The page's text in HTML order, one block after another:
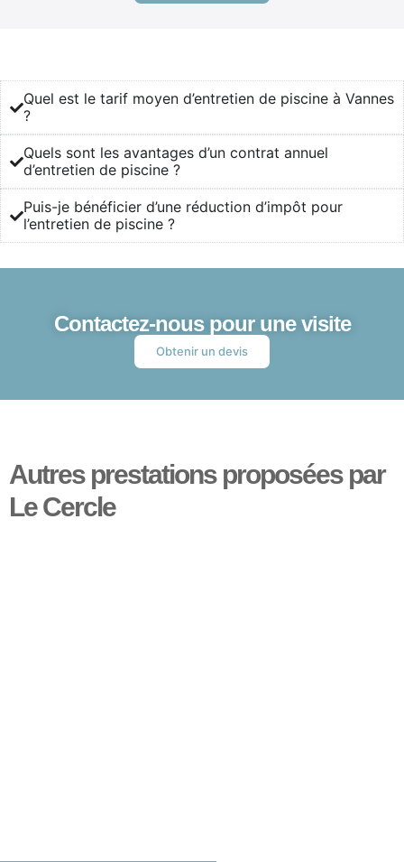
Quel est le tarif moyen d’entretien de piscine à Vannes
?
Quels sont les avantages d’un contrat annuel
d’entretien de piscine ?
Puis-je bénéficier d’une réduction d’impôt pour
l’entretien de piscine ?
Contactez-nous pour une visite
Obtenir un devis
Autres prestations proposées par
Le Cercle